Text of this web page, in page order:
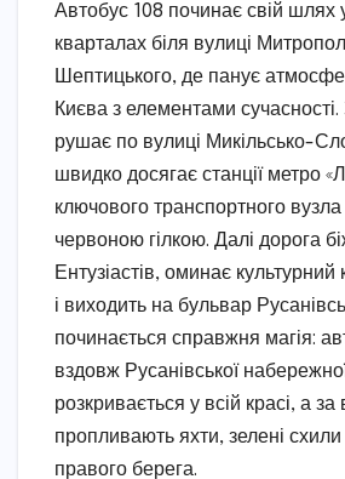
Автобус 108 починає свій шлях
кварталах біля вулиці
Шептицького, де панує
Києва з елементами сучасності.
рушає по вулиці Микільсько-
швидко досягає станції метро
ключового транспортного
червоною гілкою. Далі дорога
Ентузіастів, оминає культурний
і виходить на бульвар
починається справжня магія:
вздовж Русанівської
розкривається у всій красі, а за
пропливають яхти, зелені
правого берега.